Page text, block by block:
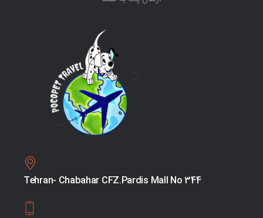
Tehran- Chabahar CFZ.Pardis Mall No 344